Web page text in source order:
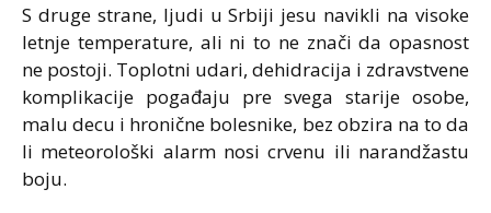
S druge strane, ljudi u Srbiji jesu navikli na visoke
letnje temperature, ali ni to ne znači da opasnost
ne postoji. Toplotni udari, dehidracija i zdravstvene
komplikacije pogađaju pre svega starije osobe,
malu decu i hronične bolesnike, bez obzira na to da
li meteorološki alarm nosi crvenu ili narandžastu
boju.